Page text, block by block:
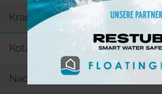
Krackow
Kotzen-See
Nadrensee